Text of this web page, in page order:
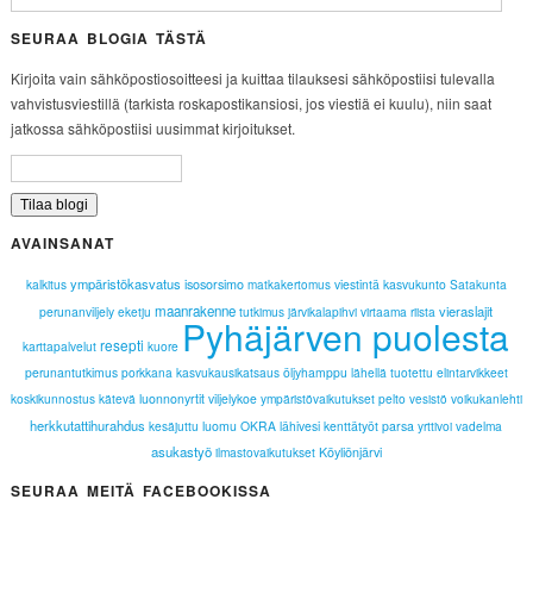
SEURAA BLOGIA TÄSTÄ
Kirjoita vain sähköpostiosoitteesi ja kuittaa tilauksesi sähköpostiisi tulevalla
vahvistusviestillä (tarkista roskapostikansiosi, jos viestiä ei kuulu), niin saat
jatkossa sähköpostiisi uusimmat kirjoitukset.
AVAINSANAT
kalkitus ympäristökasvatus isosorsimo matkakertomus viestintä kasvukunto Satakunta
perunanviljely eketju maanrakenne tutkimus järvikalapihvi virtaama riista vieraslajit
karttapalvelut resepti kuore Pyhäjärven puolesta
perunantutkimus porkkana kasvukausikatsaus öljyhamppu lähellä tuotettu elintarvikkeet
koskikunnostus kätevä luonnonyrtit viljelykoe ympäristövaikutukset pelto vesistö voikukanlehti
herkkutattihurahdus kesäjuttu luomu OKRA lähivesi kenttätyöt parsa yrttivoi vadelma
asukastyö ilmastovaikutukset Köyliönjärvi
SEURAA MEITÄ FACEBOOKISSA